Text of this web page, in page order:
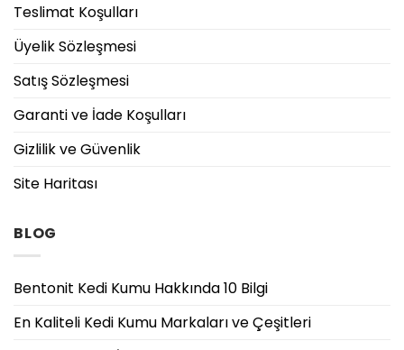
Teslimat Koşulları
Üyelik Sözleşmesi
Satış Sözleşmesi
Garanti ve İade Koşulları
Gizlilik ve Güvenlik
Site Haritası
BLOG
Bentonit Kedi Kumu Hakkında 10 Bilgi
En Kaliteli Kedi Kumu Markaları ve Çeşitleri